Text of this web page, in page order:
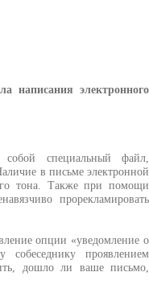
написания электронного
собой специальный файл,
в письме электронной
тона. Также при помощи
прорекламировать
опции «уведомление о
собеседнику проявлением
дошло ли ваше письмо,